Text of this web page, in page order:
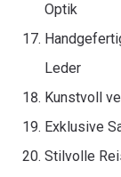
Optik
Leder
Kunstvoll
Exklusive
Stilvolle